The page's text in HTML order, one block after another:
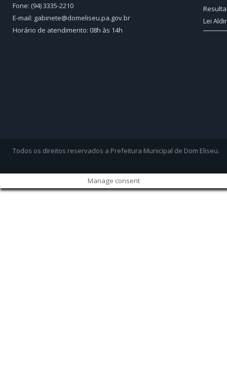
Fone: (94) 3335-2210
E-mail: gabinete@domeliseu.pa.gov.br
Horário de atendimento: 08h às 14h
Lei
Todos os direitos reservados a Prefeitura Municipal de Dom Eliseu.
Manage consent